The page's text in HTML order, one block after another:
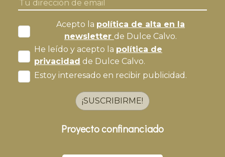
Acepto la política de alta en la
newsletter de Dulce Calvo.
He leído y acepto la política de
privacidad de Dulce Calvo.
Estoy interesado en recibir publicidad.
¡SUSCRIBIRME!
Proyecto confinanciado